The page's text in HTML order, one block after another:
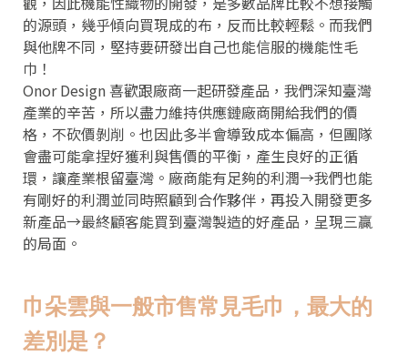
的源頭，幾乎傾向買現成的布，反而比較輕鬆。而我們
與他牌不同，堅持要研發出自己也能信服的機能性毛
巾！
Onor Design 喜歡跟廠商一起研發產品，我們深知臺灣
產業的辛苦，所以盡力維持供應鏈廠商開給我們的價
格，不砍價剝削。也因此多半會導致成本偏高，但團隊
會盡可能拿捏好獲利與售價的平衡，產生良好的正循
環，讓產業根留臺灣。廠商能有足夠的利潤→我們也能
有剛好的利潤並同時照顧到合作夥伴，再投入開發更多
新產品→最終顧客能買到臺灣製造的好產品，呈現三贏
的局面。
巾朵雲與一般市售常見毛巾，最大的
差別是？